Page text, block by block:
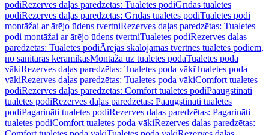
podiRezerves daļas paredzētas: Tualetes podiGrīdas tualetes
podiRezerves daļas paredzētas: Grīdas tualetes podiTualetes podi
montāžai ar ārējo ūdens tvertniRezerves daļas paredzētas: Tualetes
podi montāžai ar ārējo ūdens tvertniTualetes podiRezerves daļas
paredzētas: Tualetes podiĀrējās skalojamās tvertnes tualetes podiem,
no sanitārās keramikasMontāža uz tualetes podaTualetes poda
vākiRezerves daļas paredzētas: Tualetes poda vākiTualetes poda
vākiRezerves daļas paredzētas: Tualetes poda vākiComfort tualetes
podiRezerves daļas paredzētas: Comfort tualetes podiPaaugstināti
tualetes podiRezerves daļas paredzētas: Paaugstināti tualetes
podiPagarināti tualetes podiRezerves daļas paredzētas: Pagarināti
tualetes podiComfort tualetes poda vākiRezerves daļas paredzētas: